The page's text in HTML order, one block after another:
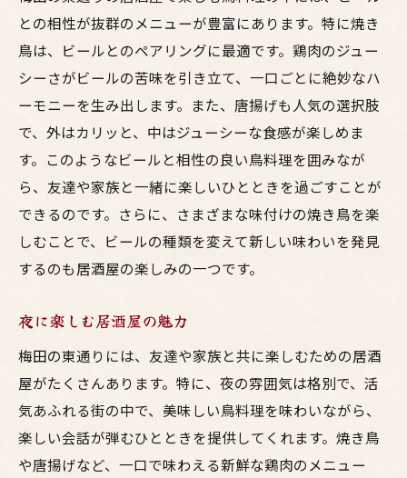
との相性が抜群のメニューが豊富にあります。特に焼き
鳥は、ビールとのペアリングに最適です。鶏肉のジュー
シーさがビールの苦味を引き立て、一口ごとに絶妙なハ
ーモニーを生み出します。また、唐揚げも人気の選択肢
で、外はカリッと、中はジューシーな食感が楽しめま
す。このようなビールと相性の良い鳥料理を囲みなが
ら、友達や家族と一緒に楽しいひとときを過ごすことが
できるのです。さらに、さまざまな味付けの焼き鳥を楽
しむことで、ビールの種類を変えて新しい味わいを発見
するのも居酒屋の楽しみの一つです。
夜に楽しむ居酒屋の魅力
梅田の東通りには、友達や家族と共に楽しむための居酒
屋がたくさんあります。特に、夜の雰囲気は格別で、活
気あふれる街の中で、美味しい鳥料理を味わいながら、
楽しい会話が弾むひとときを提供してくれます。焼き鳥
や唐揚げなど、一口で味わえる新鮮な鶏肉のメニュー